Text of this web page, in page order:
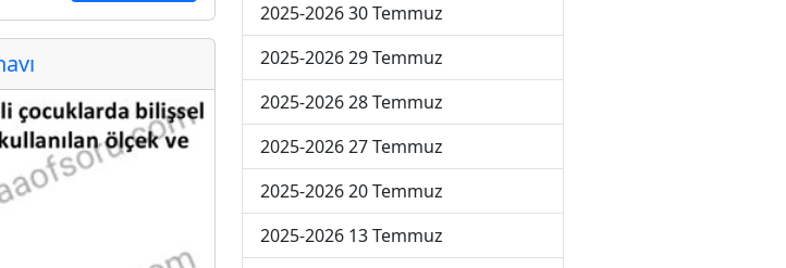
2025-2026 30 Temmuz
2025-2026 29 Temmuz
2025-2026 28 Temmuz
2025-2026 27 Temmuz
2025-2026 20 Temmuz
2025-2026 13 Temmuz